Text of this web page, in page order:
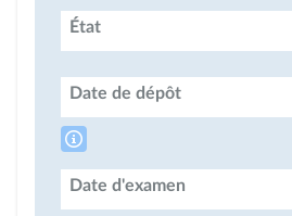
État
Date de dépôt
Date d'examen